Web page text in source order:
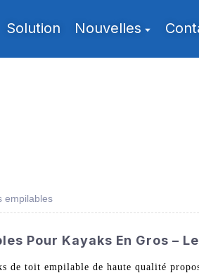
Solution Nouvelles
empilables
Pour Kayaks En Gros –
de toit empilable de haute qualité